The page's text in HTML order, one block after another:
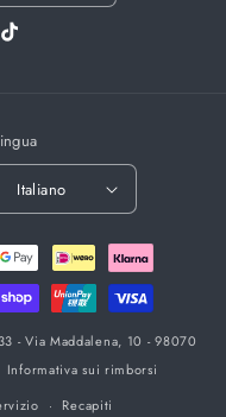
TikTok
Italiano
- Via Maddalena, 10 - 98070
Informativa sui rimborsi
Recapiti